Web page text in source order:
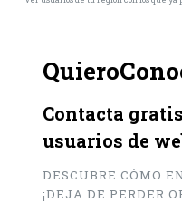
Contacta
usuarios de
DESCUBRE CÓMO
¡DEJA DE PERDER